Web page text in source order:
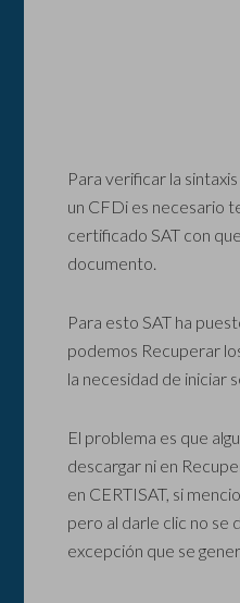
Para verificar la
un CFDi es necesario
certificado SAT con
documento.
Para esto SAT ha
podemos Recuperar
la necesidad de iniciar
El problema es que
descargar ni en
en CERTISAT, si
pero al darle clic no se
excepción que se